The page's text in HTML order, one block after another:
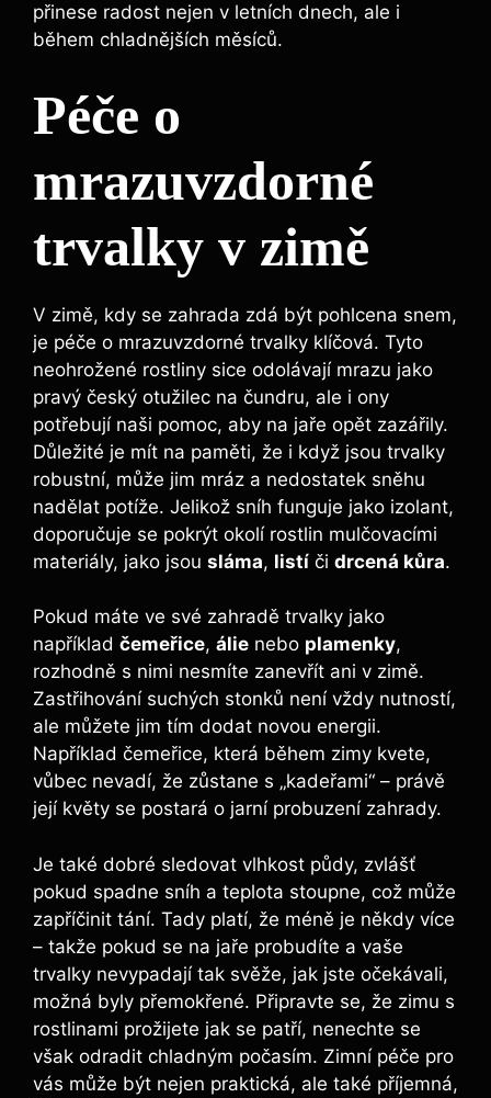
přinese radost nejen v letních dnech, ale i
během chladnějších měsíců.
Péče o
mrazuvzdorné
trvalky v zimě
V zimě, kdy se zahrada zdá být pohlcena snem,
je péče o mrazuvzdorné trvalky klíčová. Tyto
neohrožené rostliny sice odolávají mrazu jako
pravý český otužilec na čundru, ale i ony
potřebují naši pomoc, aby na jaře opět zazářily.
Důležité je mít na paměti, že i když jsou trvalky
robustní, může jim mráz a nedostatek sněhu
nadělat potíže. Jelikož sníh funguje jako izolant,
doporučuje se pokrýt okolí rostlin mulčovacími
materiály, jako jsou sláma, listí či drcená kůra.
Pokud máte ve své zahradě trvalky jako
například čemeřice, álie nebo plamenky,
rozhodně s nimi nesmíte zanevřít ani v zimě.
Zastřihování suchých stonků není vždy nutností,
ale můžete jim tím dodat novou energii.
Například čemeřice, která během zimy kvete,
vůbec nevadí, že zůstane s „kadeřami“ – právě
její květy se postará o jarní probuzení zahrady.
Je také dobré sledovat vlhkost půdy, zvlášť
pokud spadne sníh a teplota stoupne, což může
zapříčinit tání. Tady platí, že méně je někdy více
– takže pokud se na jaře probudíte a vaše
trvalky nevypadají tak svěže, jak jste očekávali,
možná byly přemokřené. Připravte se, že zimu s
rostlinami prožijete jak se patří, nenechte se
však odradit chladným počasím. Zimní péče pro
vás může být nejen praktická, ale také příjemná,